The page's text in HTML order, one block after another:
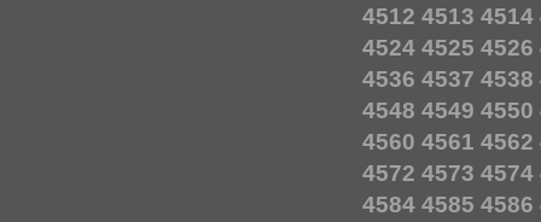
4512 4513 4514
4524 4525 4526
4536 4537 4538
4548 4549 4550
4560 4561 4562
4572 4573 4574
4584 4585 4586